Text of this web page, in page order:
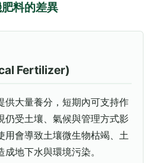
料的差異
Fertilizer)
供大量養分，短期內可支持作
仍受土壤、氣候與管理方式影
用會導致土壤微生物枯竭、土
地下水與環境污染。